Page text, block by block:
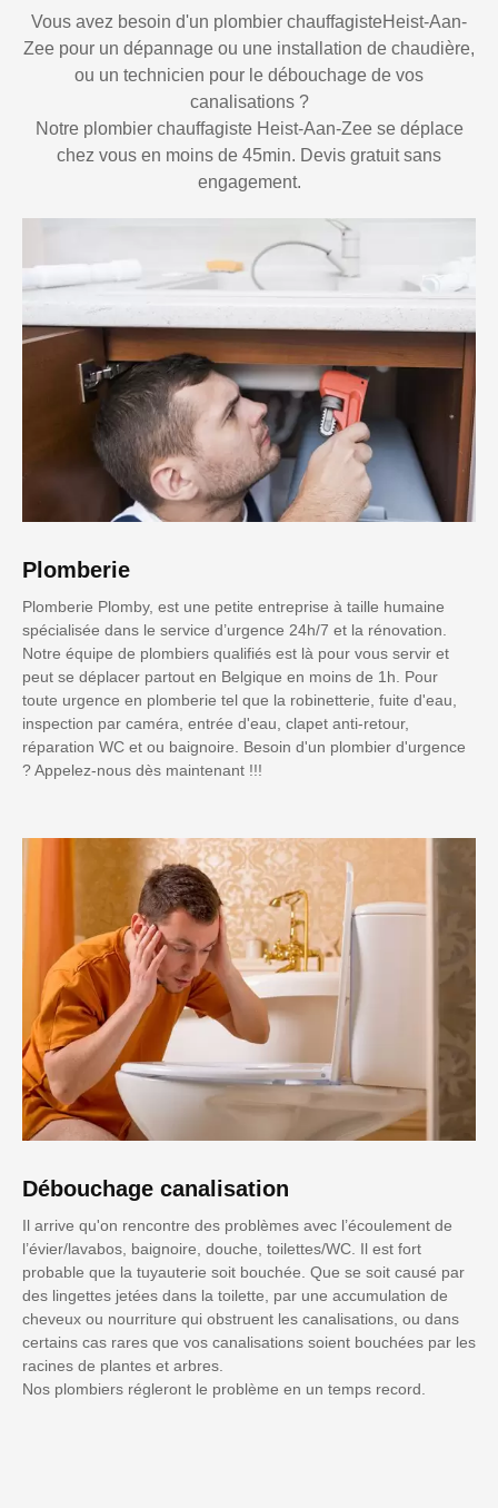
Vous avez besoin d'un plombier chauffagisteHeist-Aan-
Zee pour un dépannage ou une installation de chaudière,
ou un technicien pour le débouchage de vos
canalisations ?
Notre plombier chauffagiste Heist-Aan-Zee se déplace
chez vous en moins de 45min. Devis gratuit sans
engagement.
Plomberie
Plomberie Plomby, est une petite entreprise à taille humaine
spécialisée dans le service d’urgence 24h/7 et la rénovation.
Notre équipe de plombiers qualifiés est là pour vous servir et
peut se déplacer partout en Belgique en moins de 1h. Pour
toute urgence en plomberie tel que la robinetterie, fuite d'eau,
inspection par caméra, entrée d'eau, clapet anti-retour,
réparation WC et ou baignoire. Besoin d'un plombier d'urgence
? Appelez-nous dès maintenant !!!
Débouchage canalisation
Il arrive qu'on rencontre des problèmes avec l’écoulement de
l’évier/lavabos, baignoire, douche, toilettes/WC. Il est fort
probable que la tuyauterie soit bouchée. Que se soit causé par
des lingettes jetées dans la toilette, par une accumulation de
cheveux ou nourriture qui obstruent les canalisations, ou dans
certains cas rares que vos canalisations soient bouchées par les
racines de plantes et arbres.
Nos plombiers régleront le problème en un temps record.